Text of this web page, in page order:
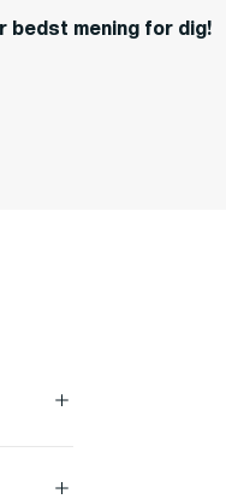
bedst mening for dig!